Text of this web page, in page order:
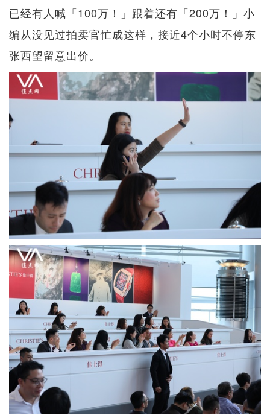
已经有人喊「100万！」跟着还有「200万！」小
编从没见过拍卖官忙成这样，接近4个小时不停东
张西望留意出价。